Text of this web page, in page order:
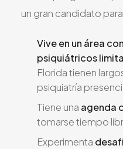
un gran candidato
Vive en un área
psiquiátricos
Florida tienen
psiquiatría
Tiene una agenda
tomarse tiempo
Experimenta